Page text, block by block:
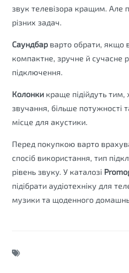
звук телевізора кращим. Але
різних задач.
Саундбар варто обрати, якщо
компактне, зручне й сучасне
підключення.
Колонки краще підійдуть
звучання, більше потужності
місце для акустики.
Перед покупкою варто
спосіб використання, тип
рівень звуку. У каталозі
підібрати аудіотехніку для
музики та щоденного